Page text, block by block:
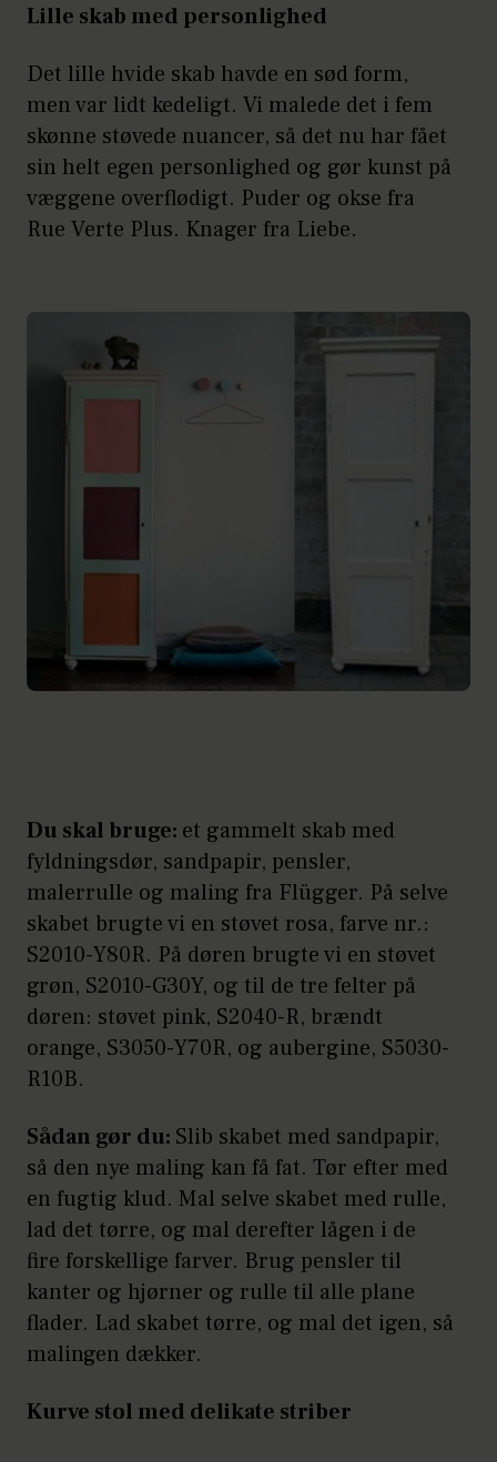
Lille skab med personlighed
Det lille hvide skab havde en sød form,
men var lidt kedeligt. Vi malede det i fem
skønne støvede nuancer, så det nu har fået
sin helt egen personlighed og gør kunst på
væggene overflødigt. Puder og okse fra
Rue Verte Plus. Knager fra Liebe.
Du skal bruge: et gammelt skab med
fyldningsdør, sandpapir, pensler,
malerrulle og maling fra Flügger. På selve
skabet brugte vi en støvet rosa, farve nr.:
S2010-Y80R. På døren brugte vi en støvet
grøn, S2010-G30Y, og til de tre felter på
døren: støvet pink, S2040-R, brændt
orange, S3050-Y70R, og aubergine, S5030-
R10B.
Sådan gør du: Slib skabet med sandpapir,
så den nye maling kan få fat. Tør efter med
en fugtig klud. Mal selve skabet med rulle,
lad det tørre, og mal derefter lågen i de
fire forskellige farver. Brug pensler til
kanter og hjørner og rulle til alle plane
flader. Lad skabet tørre, og mal det igen, så
malingen dækker.
Kurve stol med delikate striber